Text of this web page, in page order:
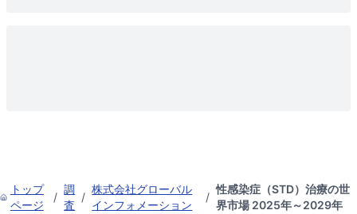
トップ
ページ
/
調
査
/
株式会社グローバル
インフォメーション
/
性感染症（STD）治療の世
界市場 2025年～2029年